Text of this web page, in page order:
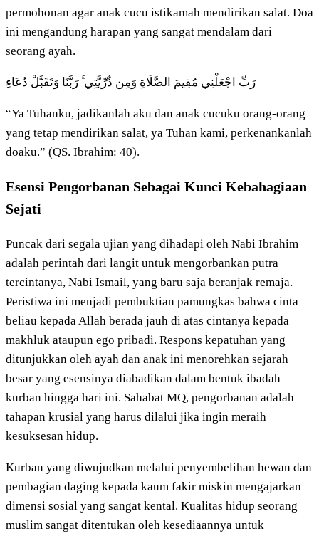
permohonan agar anak cucu istikamah mendirikan salat. Doa
ini mengandung harapan yang sangat mendalam dari
seorang ayah.
رَبِّ اجْعَلْنِي مُقِيمَ الصَّلَاةِ وَمِن ذُرِّيَّتِي ۚ رَبَّنَا وَتَقَبَّلْ دُعَاءِ
“Ya Tuhanku, jadikanlah aku dan anak cucuku orang-orang
yang tetap mendirikan salat, ya Tuhan kami, perkenankanlah
doaku.” (QS. Ibrahim: 40).
Esensi Pengorbanan Sebagai Kunci Kebahagiaan
Sejati
Puncak dari segala ujian yang dihadapi oleh Nabi Ibrahim
adalah perintah dari langit untuk mengorbankan putra
tercintanya, Nabi Ismail, yang baru saja beranjak remaja.
Peristiwa ini menjadi pembuktian pamungkas bahwa cinta
beliau kepada Allah berada jauh di atas cintanya kepada
makhluk ataupun ego pribadi. Respons kepatuhan yang
ditunjukkan oleh ayah dan anak ini menorehkan sejarah
besar yang esensinya diabadikan dalam bentuk ibadah
kurban hingga hari ini. Sahabat MQ, pengorbanan adalah
tahapan krusial yang harus dilalui jika ingin meraih
kesuksesan hidup.
Kurban yang diwujudkan melalui penyembelihan hewan dan
pembagian daging kepada kaum fakir miskin mengajarkan
dimensi sosial yang sangat kental. Kualitas hidup seorang
muslim sangat ditentukan oleh kesediaannya untuk